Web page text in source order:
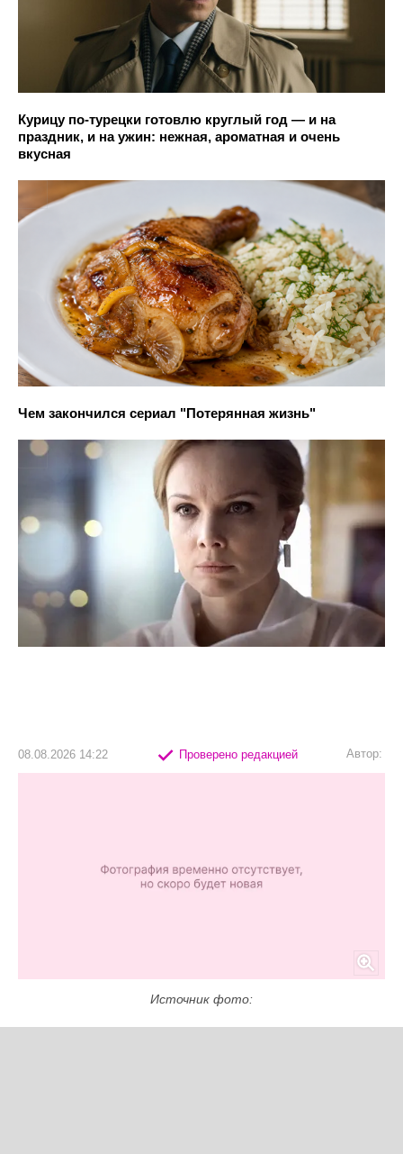
Курицу по-турецки готовлю круглый год — и на
праздник, и на ужин: нежная, ароматная и очень
вкусная
Чем закончился сериал "Потерянная жизнь"
08.08.2026 14:22 Проверено редакцией Автор:
Источник фото: